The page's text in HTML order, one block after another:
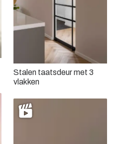
Stalen taatsdeur met 3
vlakken